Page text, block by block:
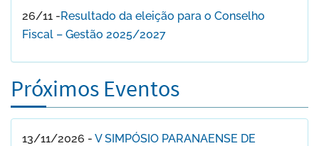
26/11 -Resultado da eleição para o Conselho
Fiscal – Gestão 2025/2027
Próximos Eventos
13/11/2026 - V SIMPÓSIO PARANAENSE DE